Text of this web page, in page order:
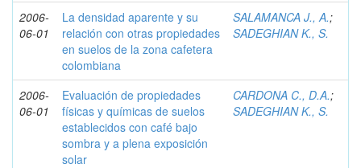
2006-
06-01
La densidad aparente y su
relación con otras propiedades
en suelos de la zona cafetera
colombiana
SALAMANCA J., A.;
SADEGHIAN K., S.
2006-
06-01
Evaluación de propiedades
físicas y químicas de suelos
establecidos con café bajo
sombra y a plena exposición
solar
CARDONA C., D.A.;
SADEGHIAN K., S.